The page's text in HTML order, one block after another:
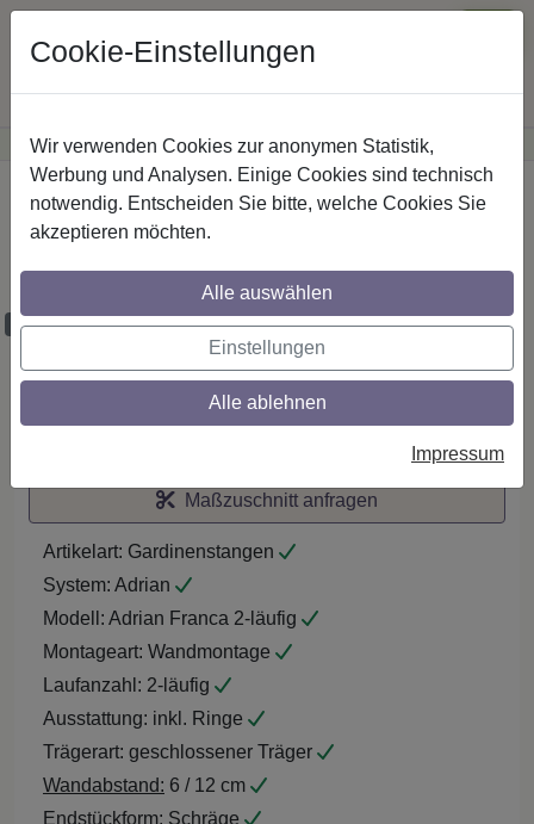
Günstige Versandkosteninnerhalb Österreichs· Sichere Zahlung
Startseite
Stilg. 16 mm 2-lfg. Adrian Franca 520 cm
Silbergrau/Nussbaum
Maßzuschnitt möglich
Maßzuschnitt anfragen
Artikelart: Gardinenstangen
System: Adrian
Modell: Adrian Franca 2-läufig
Montageart: Wandmontage
Laufanzahl: 2-läufig
Ausstattung: inkl. Ringe
Trägerart: geschlossener Träger
Wandabstand: 6 / 12 cm
Endstückform: Schräge
Cookie-Einstellungen
Wir verwenden Cookies zur anonymen Statistik,
Werbung und Analysen. Einige Cookies sind technisch
notwendig. Entscheiden Sie bitte, welche Cookies Sie
akzeptieren möchten.
Alle auswählen
Einstellungen
Alle ablehnen
Impressum